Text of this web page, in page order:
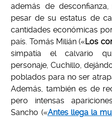
además de
pesar de su estatus de
cantidades económicas
país. Tomás Milián («Los
simpatía el calvario
personaje, Cuchillo,
poblados para no ser
Además, también es de
pero intensas
Sancho («Antes llega la